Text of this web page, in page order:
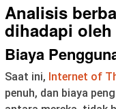
Analisis
dihadapi
Biaya
Saat ini, Internet of
penuh, dan biaya